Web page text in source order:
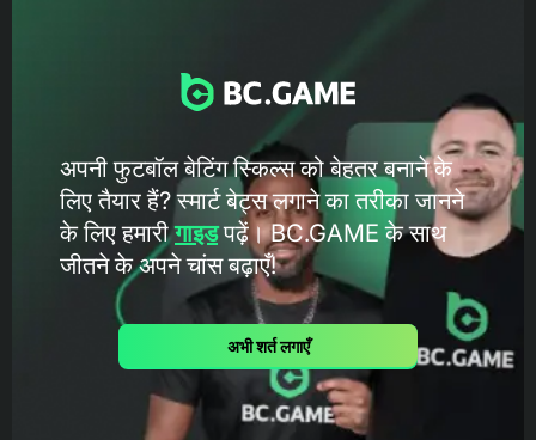
अपनी फुटबॉल बेटिंग स्किल्स को बेहतर बनाने के
लिए तैयार हैं? स्मार्ट बेट्स लगाने का तरीका जानने
के लिए हमारीगाइडपढ़ें। BC.GAME के ​​साथ
जीतने के अपने चांस बढ़ाएँ!
अभी शर्त लगाएँ